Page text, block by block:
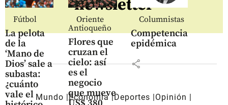
Fútbol
La pelota
de la
‘Mano de
Dios’ sale a
subasta:
¿cuánto
vale el
Oriente
Antioqueño
Flores que
cruzan el
cielo: así
es el
negocio
que mueve
Columnistas
Competencia
epidémica
share
newsletter
Mundo Economía Deportes
Opinión